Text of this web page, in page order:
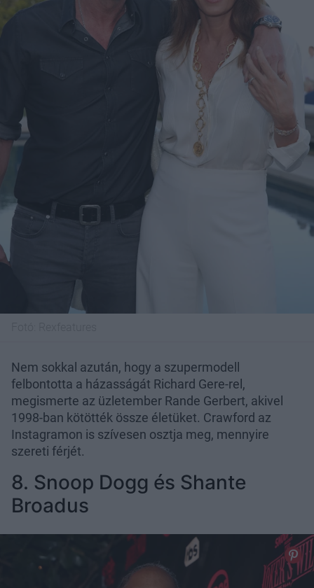
Nem sokkal azután, hogy a szupermodell
felbontotta a házasságát Richard Gere-rel,
megismerte az üzletember Rande Gerbert, akivel
1998-ban kötötték össze életüket. Crawford az
Instagramon is szívesen osztja meg, mennyire
szereti férjét.
8. Snoop Dogg és Shante
Broadus